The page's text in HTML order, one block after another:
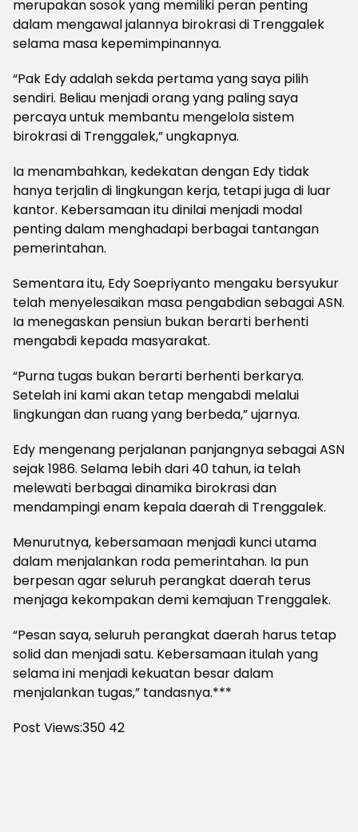
merupakan sosok yang memiliki peran penting
dalam mengawal jalannya birokrasi di Trenggalek
selama masa kepemimpinannya.
“Pak Edy adalah sekda pertama yang saya pilih
sendiri. Beliau menjadi orang yang paling saya
percaya untuk membantu mengelola sistem
birokrasi di Trenggalek,” ungkapnya.
Ia menambahkan, kedekatan dengan Edy tidak
hanya terjalin di lingkungan kerja, tetapi juga di luar
kantor. Kebersamaan itu dinilai menjadi modal
penting dalam menghadapi berbagai tantangan
pemerintahan.
Sementara itu, Edy Soepriyanto mengaku bersyukur
telah menyelesaikan masa pengabdian sebagai ASN.
Ia menegaskan pensiun bukan berarti berhenti
mengabdi kepada masyarakat.
“Purna tugas bukan berarti berhenti berkarya.
Setelah ini kami akan tetap mengabdi melalui
lingkungan dan ruang yang berbeda,” ujarnya.
Edy mengenang perjalanan panjangnya sebagai ASN
sejak 1986. Selama lebih dari 40 tahun, ia telah
melewati berbagai dinamika birokrasi dan
mendampingi enam kepala daerah di Trenggalek.
Menurutnya, kebersamaan menjadi kunci utama
dalam menjalankan roda pemerintahan. Ia pun
berpesan agar seluruh perangkat daerah terus
menjaga kekompakan demi kemajuan Trenggalek.
“Pesan saya, seluruh perangkat daerah harus tetap
solid dan menjadi satu. Kebersamaan itulah yang
selama ini menjadi kekuatan besar dalam
menjalankan tugas,” tandasnya.***
Post Views:350 42